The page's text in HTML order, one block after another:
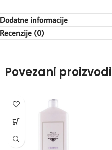
Dodatne informacije
Recenzije (0)
Povezani proizvodi